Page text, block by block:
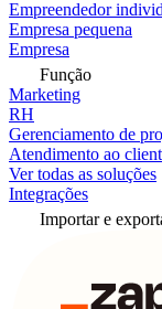
Empreendedor
Empresa pequena
Empresa
Função
Marketing
RH
Gerenciamento de
Atendimento ao
Ver todas as soluções
Integrações
Importar e